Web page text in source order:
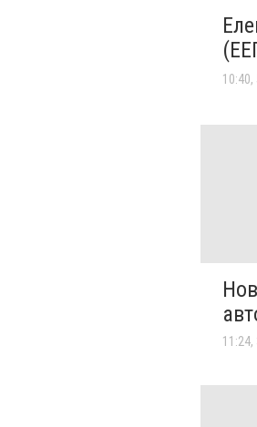
10:40,
11:24,